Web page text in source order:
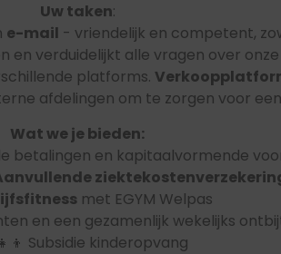
Uw taken:
e-mail - vriendelijk en competent,
en verduidelijkt alle vragen over
platforms.
afdelingen om te zorgen voor
Wat we je bieden:
betalingen en kapitaalvormende
met EGYM Welpas
en een gezamenlijk wekelijks
Subsidie kinderopvang